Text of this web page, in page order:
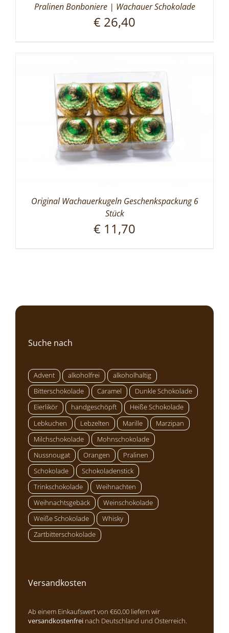
Pralinen Bonboniere | Wachauer Schokolade
€ 26,40
Original Wachauerkugeln Geschenkspackung 6
Stück
€ 11,70
Suche nach
Advent alkoholfrei
alkoholhaltig
Bitterschokolade
Caramel
Dunkle Schokolade
Eierlikör
handgeschöpft
Heiße Schokolade
Lebkuchen
Lebzelten Marille
Marzipan
Milchschokolade
Mohnschokolade
Nussnougat
Orangen
Pralinen
Schokolade
Schokoladenstick
Trinkschokolade
Weihnachten
Weihnachtsgebäck
Weinschokolade
Weiße Schokolade
Whisky
Zartbitterschokolade
Versandkosten
Ab einem Einkaufswert von €60,00 liefern wir
versandkostenfrei nach Deutschland und Österreich.